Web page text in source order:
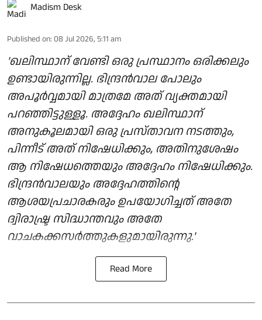
Madism Desk
Published on: 08 Jul 2026, 5:11 am
'ഖലിസ്ഥാന് വേണ്ടി ഒരു പ്രസ്ഥാനം ഒരിക്കലും
ഉണ്ടായിരുന്നില്ല. ഭിന്ദ്രൻവാല പോലും
അപൂർവ്വമായി മാത്രമേ അത് വ്യക്തമായി
പറഞ്ഞിട്ടുള്ളൂ. അദ്ദേഹം ഖലിസ്ഥാന്
അനുകൂലമായി ഒരു പ്രസ്താവന നടത്തും,
പിന്നീട് അത് നിഷേധിക്കും, അതിനുശേഷം
ആ നിഷേധത്തെയും അദ്ദേഹം നിഷേധിക്കും.
ഭിന്ദ്രൻവാലയും അദ്ദേഹത്തിന്റെ
ആശയപ്രചാരകരും ഉപയോഗിച്ചത് അതേ
ദ്വിരാഷ്ട്ര സിദ്ധാന്തവും അതേ
വാചകക്കസർത്തുകളുമായിരുന്നു.'
Read More